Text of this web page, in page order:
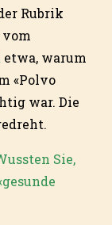
Rubrik
vom
etwa, warum
«Polvo
war. Die
Sie,